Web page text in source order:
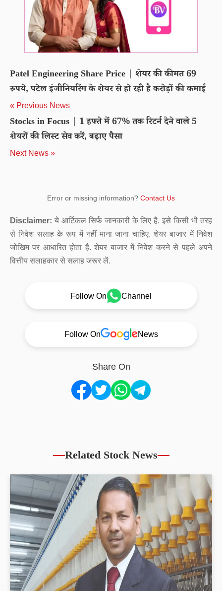
Patel Engineering Share Price | शेयर की कीमत 69
रुपये, पटेल इंजीनियरिंग के शेयर से हो रही है करोड़ों की कमाई
« Previous News
Stocks in Focus | 1 हफ्ते में 67% तक रिटर्न देने वाले 5
शेयरों की लिस्ट सेव करें, बढ़ाए पैसा
Next News »
Error or missing information? Contact Us
Disclaimer: ये आर्टिकल सिर्फ जानकारी के लिए है. इसे किसी भी तरह
से निवेश सलाह के रूप में नहीं माना जाना चाहिए. शेयर बाजार में निवेश
जोखिम पर आधारित होता है. शेयर बाजार में निवेश करने से पहले अपने
वित्तीय सलाहकार से सलाह जरूर लें.
Follow On Channel
Follow On News
Share On
Related Stock News